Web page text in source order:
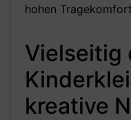
hohen
Vielseitig
kreative